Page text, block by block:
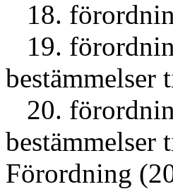
18.
19.
20.
Förordning